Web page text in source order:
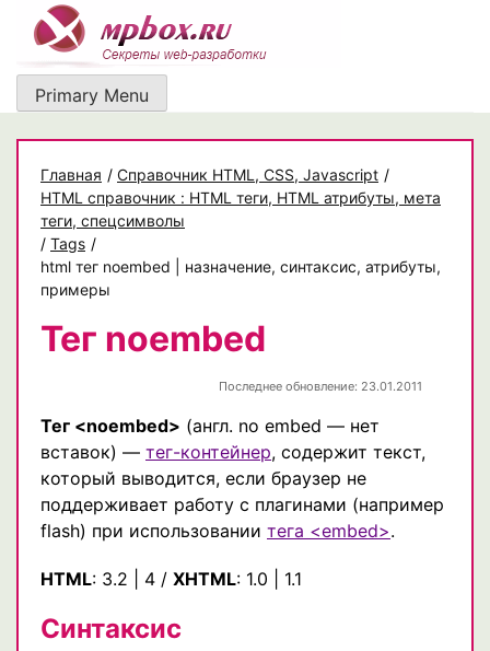
content
Primary Menu
Главная / Cправочник HTML, CSS, Javascript /
HTML справочник : HTML теги, HTML атрибуты, мета
теги, спецсимволы
/ Tags /
html тег noembed | назначение, синтаксис, атрибуты,
примеры
Тег noembed
Последнее обновление: 23.01.2011
Тег <noembed> (англ. no embed — нет
вставок) — тег-контейнер, содержит текст,
который выводится, если браузер не
поддерживает работу с плагинами (например
flash) при использовании тега <embed>.
HTML: 3.2 4 / XHTML: 1.0 1.1
Синтаксис